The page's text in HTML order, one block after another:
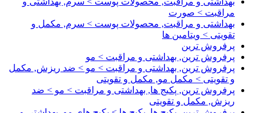
مراقبت > صورت
بهداشتی و مراقبت, محصولات پوست > سرم, مکمل و
تقویتی > ویتامین ها
پرفروش ترین
پرفروش ترین, بهداشتی و مراقبت > مو
پرفروش ترین, بهداشتی و مراقبت > مو > ضد ریزش, مکمل
و تقویتی > مکمل مو, مکمل و تقویتی
پرفروش ترین, پکیج ها, بهداشتی و مراقبت > مو > ضد
ریزش, مکمل و تقویتی